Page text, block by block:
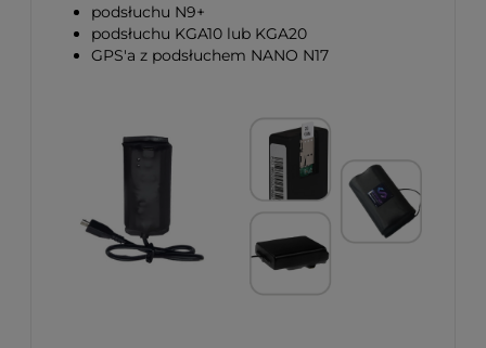
podsłuchu N9+
podsłuchu KGA10 lub KGA20
GPS'a z podsłuchem NANO N17